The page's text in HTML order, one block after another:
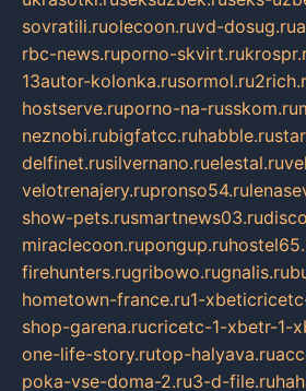
sovratili.ruolecoon.ruvd-dosug.ru
rbc-news.ruporno-skvirt.ru
13autor-kolonka.rusormol.ru
hostserve.ruporno-na-russkom.ru
neznobi.rubigfatcc.ruhabble.ru
delfinet.rusilvernano.ruelestal.ru
velotrenajery.rupronso54.ru
show-pets.rusmartnews03.ru
miraclecoon.rupongup.ru
firehunters.rugribowo.rugnalis.ru
hometown-france.ru1-
shop-garena.rucricetc-1-xbetr-1-
one-life-story.rutop-halyava.ru
poka-vse-doma-2.ru3-d-file.ru